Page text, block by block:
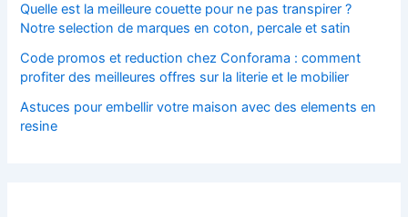
Quelle est la meilleure couette pour ne pas transpirer ?
Notre selection de marques en coton, percale et satin
Code promos et reduction chez Conforama : comment
profiter des meilleures offres sur la literie et le mobilier
Astuces pour embellir votre maison avec des elements en
resine